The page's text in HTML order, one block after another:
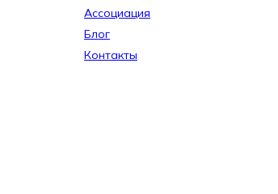
Ассоциация
Блог
Контакты